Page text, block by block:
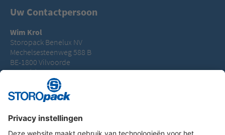
Uw Contactpersoon
Wim Krol
Storopack Benelux NV
Mechelsesteenweg 588 B
BE-1800 Vilvoorde
T +32 (0) 3 66 99 980
wim.krol@storopack.com